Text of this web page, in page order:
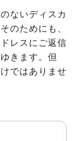
ないディスカ
のためにも、
レスにご返信
きます。但
ではありませ